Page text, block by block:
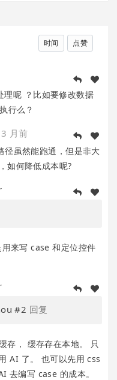
时间 点赞
理呢 ？比如要修改数据
行么？
3 月前
虽然能跑通，但是非大
如何降低成本呢?
来写 case 和定位控件
#2 回复
存， 缓存存在本地。 只
AI 了。 也可以先用 css
去编写 case 的成本。